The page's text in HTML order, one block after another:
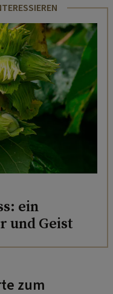
ein
und Geist
zum